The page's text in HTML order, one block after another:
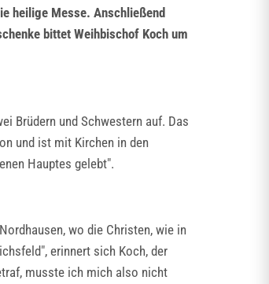
heilige Messe. Anschließend
bittet Weihbischof Koch um
Brüdern und Schwestern auf. Das
und ist mit Kirchen in den
Hauptes gelebt".
wo die Christen, wie in
erinnert sich Koch, der
musste ich mich also nicht